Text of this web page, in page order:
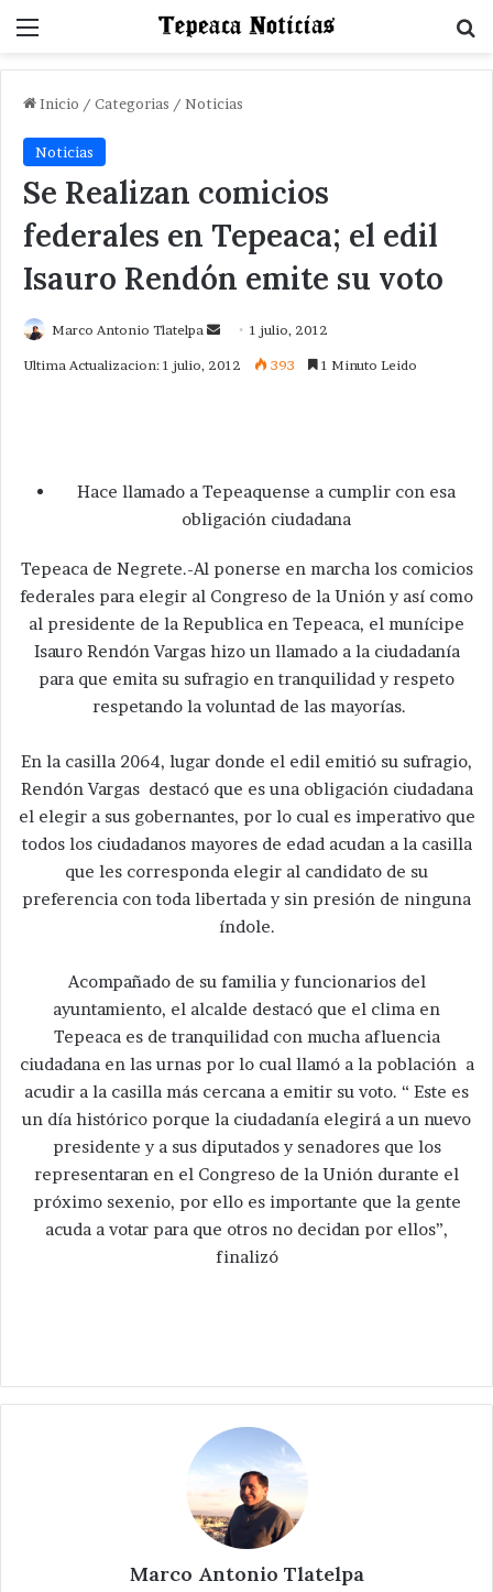
Menu
Inicio / Categorias / Noticias
Noticias
Se Realizan comicios
federales en Tepeaca; el edil
Isauro Rendón emite su voto
Marco Antonio Tlatelpa
Send1 julio, 2012
Ultima Actualizacion: 1 julio, 2012 393 1 Minuto Leido
Hace llamado a Tepeaquense a cumplir con esa
obligación ciudadana
Tepeaca de Negrete.-Al ponerse en marcha los comicios
federales para elegir al Congreso de la Unión y así como
al presidente de la Republica en Tepeaca, el munícipe
Isauro Rendón Vargas hizo un llamado a la ciudadanía
para que emita su sufragio en tranquilidad y respeto
respetando la voluntad de las mayorías.
En la casilla 2064, lugar donde el edil emitió su sufragio,
Rendón Vargas destacó que es una obligación ciudadana
el elegir a sus gobernantes, por lo cual es imperativo que
todos los ciudadanos mayores de edad acudan a la casilla
que les corresponda elegir al candidato de su
preferencia con toda libertada y sin presión de ninguna
índole.
Acompañado de su familia y funcionarios del
ayuntamiento, el alcalde destacó que el clima en
Tepeaca es de tranquilidad con mucha afluencia
ciudadana en las urnas por lo cual llamó a la población a
acudir a la casilla más cercana a emitir su voto. “ Este es
un día histórico porque la ciudadanía elegirá a un nuevo
presidente y a sus diputados y senadores que los
representaran en el Congreso de la Unión durante el
próximo sexenio, por ello es importante que la gente
acuda a votar para que otros no decidan por ellos”,
finalizó
Marco Antonio Tlatelpa